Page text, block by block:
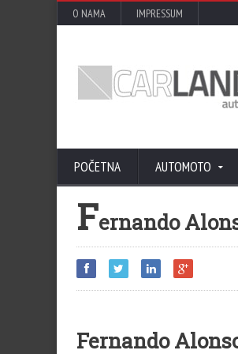
O NAMA IMPRESSUM
POČETNA AUTOMOTO
Fernando
Fernando